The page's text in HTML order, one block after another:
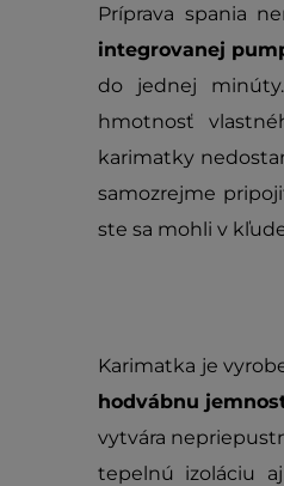
Príprava spania
integrovanej
do jednej
hmotnosť
karimatky
samozrejme
ste sa mohli v
Karimatka je
hodvábnu
vytvára
tepelnú izoláciu